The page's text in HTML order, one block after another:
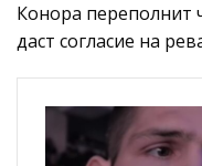
Конора переполнит
даст согласие на